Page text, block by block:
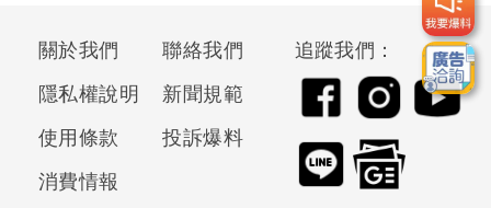
關於我們
聯絡我們
隱私權說明
新聞規範
使用條款
投訴爆料
消費情報
追蹤我們：